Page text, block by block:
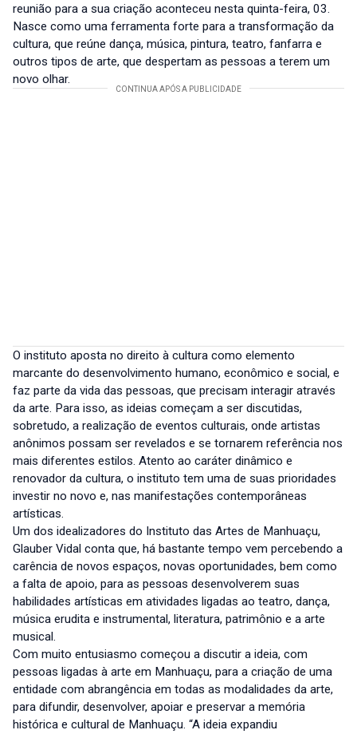
reunião para a sua criação aconteceu nesta quinta-feira, 03.
Nasce como uma ferramenta forte para a transformação da
cultura, que reúne dança, música, pintura, teatro, fanfarra e
outros tipos de arte, que despertam as pessoas a terem um
novo olhar.
O instituto aposta no direito à cultura como elemento
marcante do desenvolvimento humano, econômico e social, e
faz parte da vida das pessoas, que precisam interagir através
da arte. Para isso, as ideias começam a ser discutidas,
sobretudo, a realização de eventos culturais, onde artistas
anônimos possam ser revelados e se tornarem referência nos
mais diferentes estilos. Atento ao caráter dinâmico e
renovador da cultura, o instituto tem uma de suas prioridades
investir no novo e, nas manifestações contemporâneas
artísticas.
Um dos idealizadores do Instituto das Artes de Manhuaçu,
Glauber Vidal conta que, há bastante tempo vem percebendo a
carência de novos espaços, novas oportunidades, bem como
a falta de apoio, para as pessoas desenvolverem suas
habilidades artísticas em atividades ligadas ao teatro, dança,
música erudita e instrumental, literatura, patrimônio e a arte
musical.
Com muito entusiasmo começou a discutir a ideia, com
pessoas ligadas à arte em Manhuaçu, para a criação de uma
entidade com abrangência em todas as modalidades da arte,
para difundir, desenvolver, apoiar e preservar a memória
histórica e cultural de Manhuaçu. “A ideia expandiu